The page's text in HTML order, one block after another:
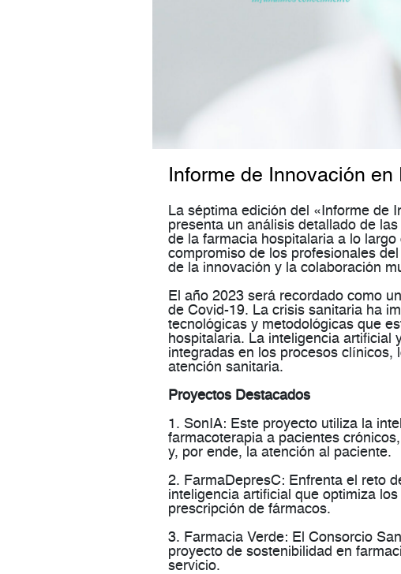
Informe de Innovación
La séptima edición del «Informe de
presenta un análisis detallado de
de la farmacia hospitalaria a lo
compromiso de los profesionales
de la innovación y la colaboración
El año 2023 será recordado como
de Covid-19. La crisis sanitaria ha
tecnológicas y metodológicas que
hospitalaria. La inteligencia artificial
integradas en los procesos clínicos,
atención sanitaria.
Proyectos Destacados
1. SonIA: Este proyecto utiliza la
farmacoterapia a pacientes
y, por ende, la atención al paciente​.
2. FarmaDepresC: Enfrenta el reto
inteligencia artificial que optimiza
prescripción de fármacos​​.
3. Farmacia Verde: El Consorcio
proyecto de sostenibilidad en
servicio​​.